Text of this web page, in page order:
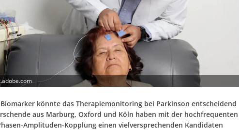
Biomarker könnte das Therapiemonitoring bei Parkinson entscheidend
aus Marburg, Oxford und Köln haben mit der hochfrequenten
Amplituden-Kopplung einen vielversprechenden Kandidaten